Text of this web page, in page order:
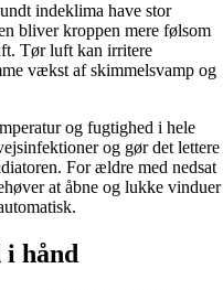
indeklima have stor
bliver kroppen mere følsom
Tør luft kan irritere
vækst af skimmelsvamp og
og fugtighed i hele
og gør det lettere
For ældre med nedsat
at åbne og lukke vinduer
hånd